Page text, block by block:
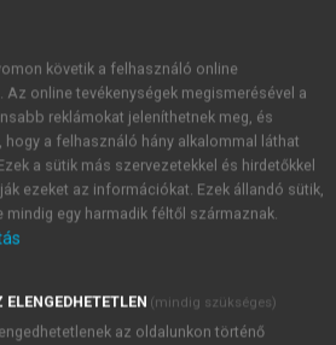
és IT-megoldásokra
alkotni, az itt leírt
és modellek kizárólagosan a
A könyvben közzétett összes
publikus volt, vagy a szerző
saját egyéni vagy szakmai
A szerző semminemű korábbi
követik a felhasználó online
Az online tevékenységek megismerésével a
reklámokat jeleníthetnek meg, és
hogy a felhasználó hány alkalommal láthat
a sütik más szervezetekkel és hirdetőkkel
ezeket az információkat. Ezek állandó sütik,
mindig egy harmadik féltől származnak.
ELENGEDHETETLEN (mindig szükséges)
az oldalunkon történő